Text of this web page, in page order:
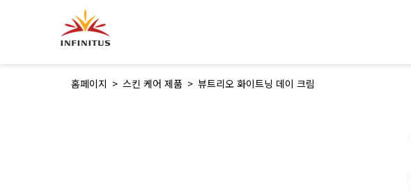
홈페이지 > 스킨 케어 제품 > 뷰트리오 화이트닝 데이 크림